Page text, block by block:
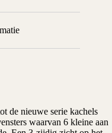
de nieuwe serie kachels
waarvan 6 kleine aan